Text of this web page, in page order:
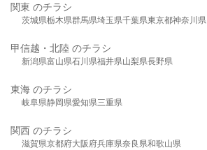
関東 のチラシ
茨城県栃木県群馬県埼玉県千葉県東京都神奈川県
甲信越・北陸 のチラシ
新潟県富山県石川県福井県山梨県長野県
東海 のチラシ
岐阜県静岡県愛知県三重県
関西 のチラシ
滋賀県京都府大阪府兵庫県奈良県和歌山県